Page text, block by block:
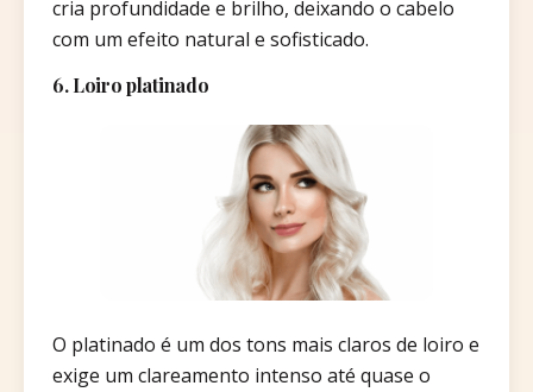
cria profundidade e brilho, deixando o cabelo
com um efeito natural e sofisticado.
6. Loiro platinado
O platinado é um dos tons mais claros de loiro e
exige um clareamento intenso até quase o